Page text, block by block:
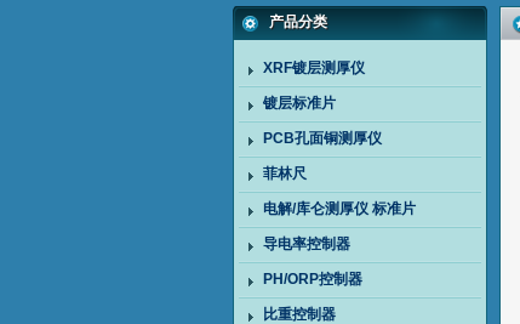
产品分类
XRF镀层测厚仪
镀层标准片
PCB孔面铜测厚仪
菲林尺
电解/库仑测厚仪 标准片
导电率控制器
PH/ORP控制器
比重控制器